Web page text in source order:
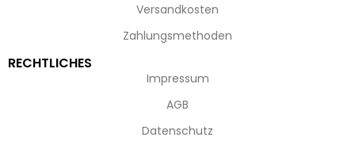
Versandkosten
Zahlungsmethoden
RECHTLICHES
Impressum
AGB
Datenschutz